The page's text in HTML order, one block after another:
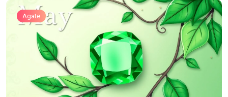
Agate